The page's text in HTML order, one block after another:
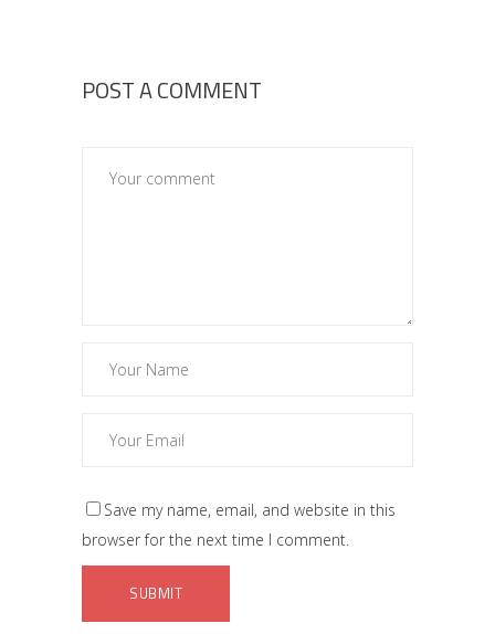
POST A COMMENT
Save my name, email, and website in this
browser for the next time I comment.